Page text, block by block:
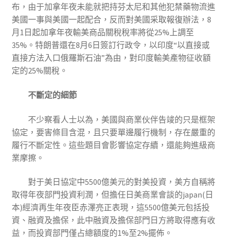
布，由于加拿年夜未能就把持芬太尼和其他犯禁藥物流進
美國一事與美國一起配合，反而對美國采取報復辦法，8
月1日起加拿年夜輸美商品關稅稅率將從25%上調至
35%。特朗普還在8月6日簽訂行政令，以印度“以直接或
直接方法入口俄羅斯石油”為由，對印度輸美產物征收額
定的25%關稅。
不斷定的細節
不少察看人士以為，美國與商業伙伴告竣的只是框架
協定，要害條目含混，且只要單邊履行機制，存在嚴重的
履行不斷定性。這些題目會影響協定存續，還能夠進級商
業摩擦。
對于美日協定中5500億美元的對美投資，美方自稱將
取得年夜部門投資利潤，但擔任日美商業會談的japan(日
本)經濟再生年夜臣赤澤亮正表現，這5500億美元包括投
資、融資及擔保，此中融資及擔保部門日方將取得應有收
益，而投資部門僅占總額度的1%至2%擺佈。